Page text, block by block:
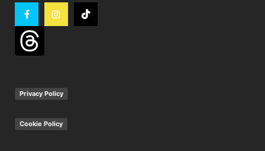
Privacy Policy
Cookie Policy